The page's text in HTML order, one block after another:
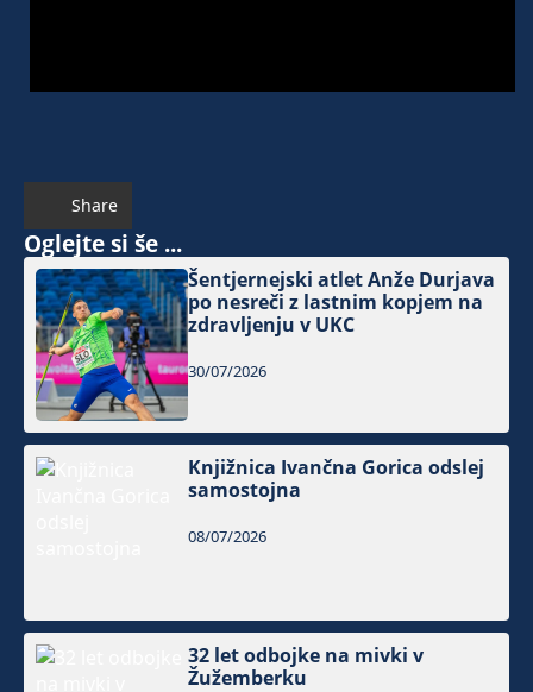
Share
Oglejte si še ...
Šentjernejski atlet Anže Durjava
po nesreči z lastnim kopjem na
zdravljenju v UKC
30/07/2026
Knjižnica Ivančna Gorica odslej
samostojna
08/07/2026
32 let odbojke na mivki v
Žužemberku